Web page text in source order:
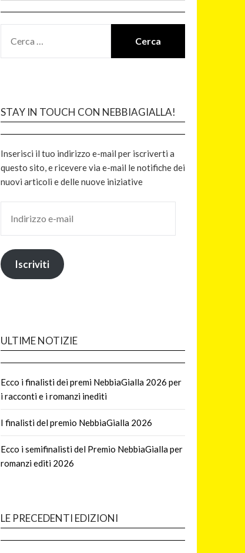
STAY IN TOUCH CON NEBBIAGIALLA!
Inserisci il tuo indirizzo e-mail per iscriverti a
questo sito, e ricevere via e-mail le notifiche dei
nuovi articoli e delle nuove iniziative
Iscriviti
ULTIME NOTIZIE
Ecco i finalisti dei premi NebbiaGialla 2026 per
i racconti e i romanzi inediti
I finalisti del premio NebbiaGialla 2026
Ecco i semifinalisti del Premio NebbiaGialla per
romanzi editi 2026
LE PRECEDENTI EDIZIONI